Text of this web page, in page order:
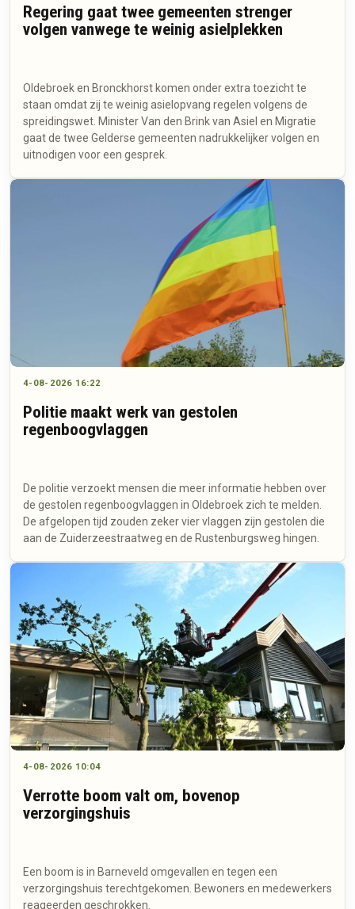
Regering gaat twee gemeenten strenger
volgen vanwege te weinig asielplekken
Oldebroek en Bronckhorst komen onder extra toezicht te
staan omdat zij te weinig asielopvang regelen volgens de
spreidingswet. Minister Van den Brink van Asiel en Migratie
gaat de twee Gelderse gemeenten nadrukkelijker volgen en
uitnodigen voor een gesprek.
4-08-2026 16:22
Politie maakt werk van gestolen
regenboogvlaggen
De politie verzoekt mensen die meer informatie hebben over
de gestolen regenboogvlaggen in Oldebroek zich te melden.
De afgelopen tijd zouden zeker vier vlaggen zijn gestolen die
aan de Zuiderzeestraatweg en de Rustenburgsweg hingen.
4-08-2026 10:04
Verrotte boom valt om, bovenop
verzorgingshuis
Een boom is in Barneveld omgevallen en tegen een
verzorgingshuis terechtgekomen. Bewoners en medewerkers
reageerden geschrokken.